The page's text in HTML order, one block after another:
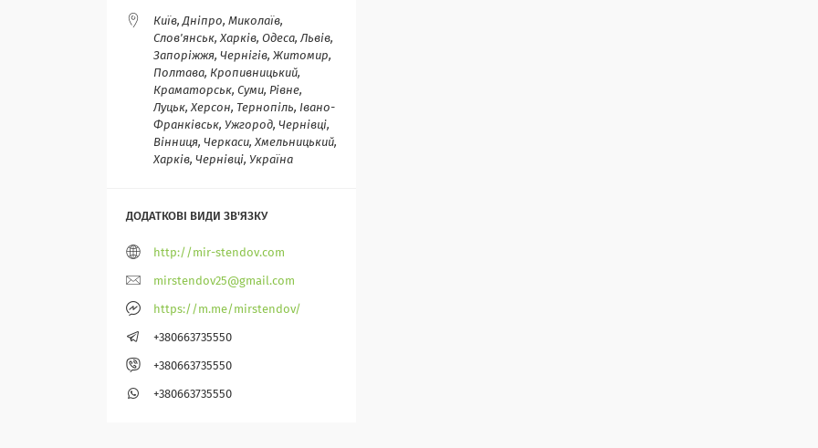
Київ, Дніпро, Миколаїв,
Слов'янськ, Харків, Одеса, Львів,
Запоріжжя, Чернігів, Житомир,
Полтава, Кропивницький,
Краматорськ, Суми, Рівне,
Луцьк, Херсон, Тернопіль, Івано-
Франківськ, Ужгород, Чернівці,
Вінниця, Черкаси, Хмельницький,
Харків, Чернівці, Україна
http://mir-stendov.com
mirstendov25@gmail.com
https://m.me/mirstendov/
+380663735550
+380663735550
+380663735550